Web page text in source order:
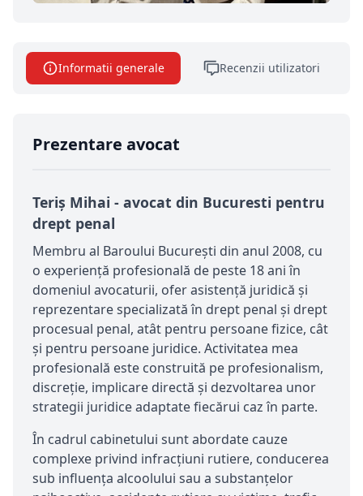
Informatii generale Recenzii utilizatori
Prezentare avocat
Teriș Mihai - avocat din Bucuresti pentru
drept penal
Membru al Baroului București din anul 2008, cu
o experiență profesională de peste 18 ani în
domeniul avocaturii, ofer asistență juridică și
reprezentare specializată în drept penal și drept
procesual penal, atât pentru persoane fizice, cât
și pentru persoane juridice. Activitatea mea
profesională este construită pe profesionalism,
discreție, implicare directă și dezvoltarea unor
strategii juridice adaptate fiecărui caz în parte.
În cadrul cabinetului sunt abordate cauze
complexe privind infracțiuni rutiere, conducerea
sub influența alcoolului sau a substanțelor